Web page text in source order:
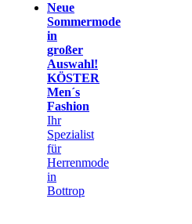
Neue
Sommermode
in
großer
Auswahl!
KÖSTER
Men´s
Fashion
Ihr
Spezialist
für
Herrenmode
in
Bottrop